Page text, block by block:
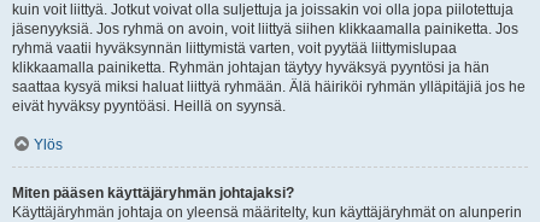
kuin voit liittyä. Jotkut voivat olla suljettuja ja joissakin voi olla jopa piilotettuja
jäsenyyksiä. Jos ryhmä on avoin, voit liittyä siihen klikkaamalla painiketta. Jos
ryhmä vaatii hyväksynnän liittymistä varten, voit pyytää liittymislupaa
klikkaamalla painiketta. Ryhmän johtajan täytyy hyväksyä pyyntösi ja hän
saattaa kysyä miksi haluat liittyä ryhmään. Älä häiriköi ryhmän ylläpitäjiä jos he
eivät hyväksy pyyntöäsi. Heillä on syynsä.
Ylös
Miten pääsen käyttäjäryhmän johtajaksi?
Käyttäjäryhmän johtaja on yleensä määritelty, kun käyttäjäryhmät on alunperin